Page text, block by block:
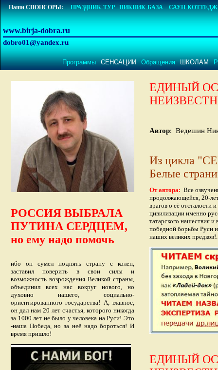
Наши СПОНСОРЫ: ПРАЗДНИК-ТУР ПИКНИК-БАЗА САУН-КОТТЕДЖ
www.birja-dobra.ru
dobro01@yandex.ru
Программы СЕНСАЦИИ Обращения ШКОЛАМ
РОССИЯ ВЫБРАЛА
ПУТИНА СЕРДЦЕМ,
но ему надо помочь
ибо он сумел поднять страну с колен,
заставил поверить в свои силы и
возможность возрождения Великой страны,
объединил всех нас вокруг нового, но
духовно нашего, социально-
ориентированного государства! А, главное,
он дал нам 20 лет счастья, которого никогда
за 1000 лет не было у человека на Руси! Это
-наша Победа, но за неё надо бороться! И
время пришло!
ЕДИНЫЙ
Автор:
Из цикла
Белые
От автора: Все
продолжающейся, 20-
врагов о её отсталости
цивилизации именно
татарского нашествия и
победной борьбы Руси
наших великих
ЕДИНЫЙ